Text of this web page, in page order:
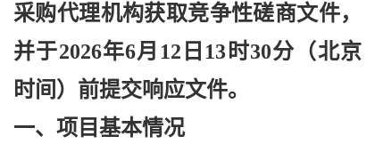
采购代理机构获取竞争性磋商文件，
并于2026年6月12日13时30分（北京
时间）前提交响应文件。
一、项目基本情况